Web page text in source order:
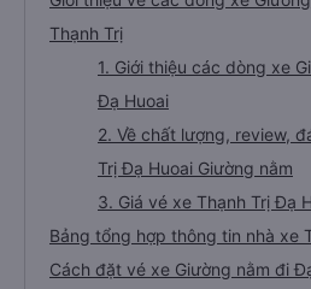
Thạnh Trị
1. Giới thiệu các dòng xe
Đạ Huoai
2. Về chất lượng, review,
Trị Đạ Huoai Giường nằm
3. Giá vé xe Thạnh Trị Đạ
Bảng tổng hợp thông tin nhà xe
Cách đặt vé xe Giường nằm đi